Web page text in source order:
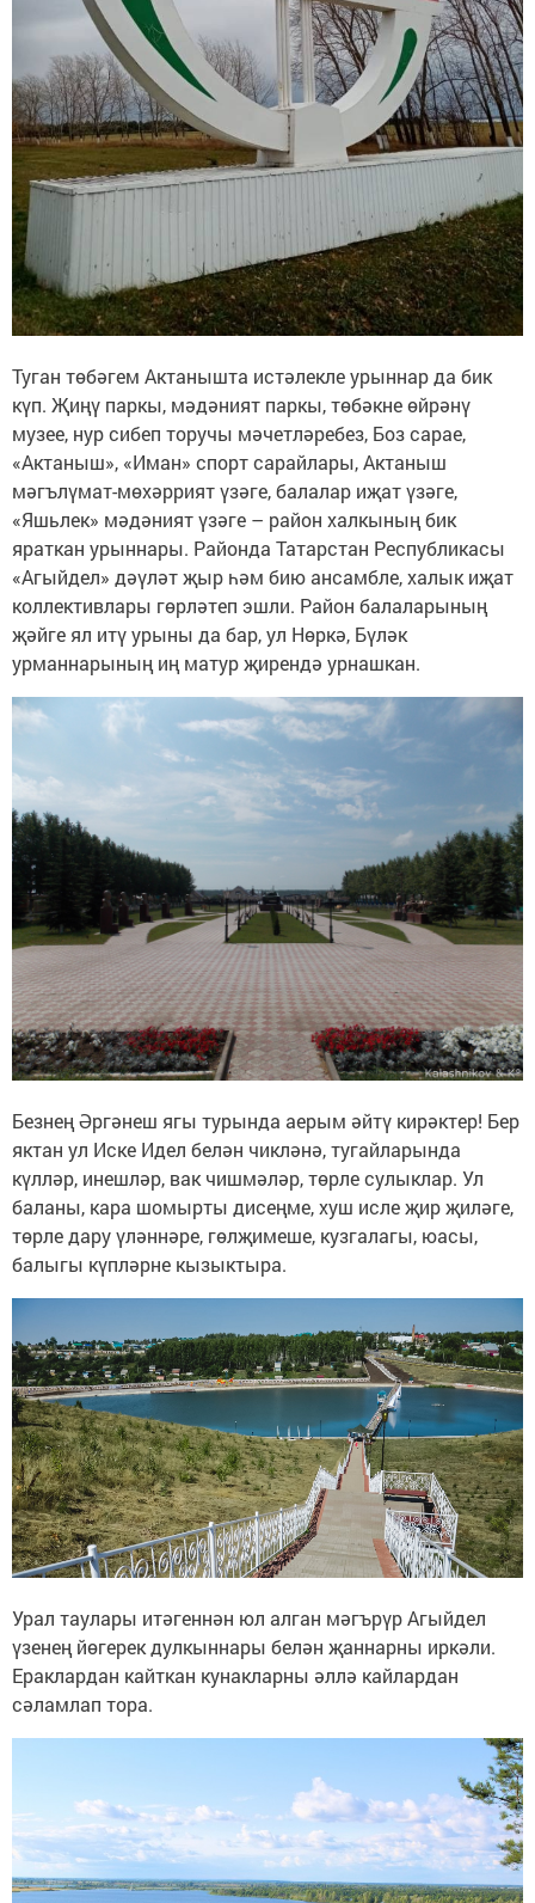
Туган төбәгем Актанышта истәлекле урыннар да бик
күп. Җиңү паркы, мәдәният паркы, төбәкне өйрәнү
музее, нур сибеп торучы мәчетләребез, Боз сарае,
«Актаныш», «Иман» спорт сарайлары, Актаныш
мәгълүмат-мөхәррият үзәге, балалар иҗат үзәге,
«Яшьлек» мәдәният үзәге – район халкының бик
яраткан урыннары. Районда Татарстан Республикасы
«Агыйдел» дәүләт җыр һәм бию ансамбле, халык иҗат
коллективлары гөрләтеп эшли. Район балаларының
җәйге ял итү урыны да бар, ул Нөркә, Бүләк
урманнарының иң матур җирендә урнашкан.
Безнең Әргәнеш ягы турында аерым әйтү кирәктер! Бер
яктан ул Иске Идел белән чикләнә, тугайларында
күлләр, инешләр, вак чишмәләр, төрле сулыклар. Ул
баланы, кара шомырты дисеңме, хуш исле җир җиләге,
төрле дару үләннәре, гөлҗимеше, кузгалагы, юасы,
балыгы күпләрне кызыктыра.
Урал таулары итәгеннән юл алган мәгърүр Агыйдел
үзенең йөгерек дулкыннары белән җаннарны иркәли.
Ераклардан кайткан кунакларны әллә кайлардан
сәламлап тора.